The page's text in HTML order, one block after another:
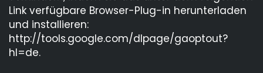
Link verfügbare Browser-Plug-in herunterladen
und installieren:
http://tools.google.com/dlpage/gaoptout?
hl=de.